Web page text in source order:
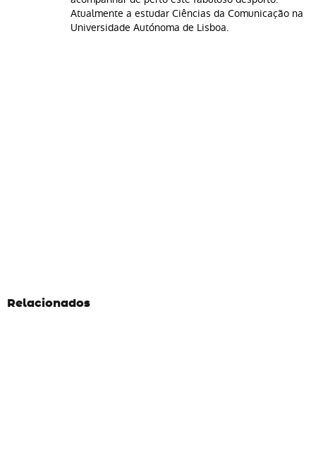
Atualmente a estudar Ciências da Comunicação na
Universidade Autónoma de Lisboa.
Relacionados